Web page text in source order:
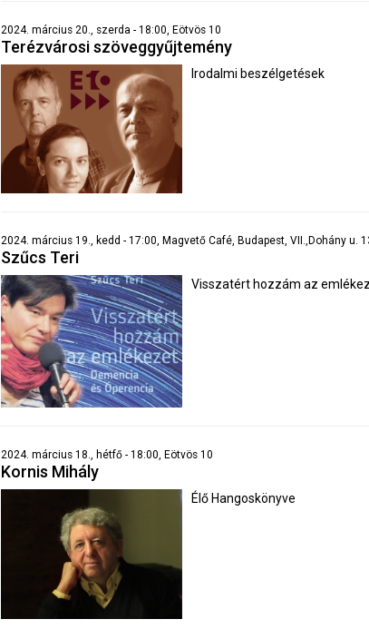
2024. március 20., szerda - 18:00, Eötvös 10
Terézvárosi szöveggyűjtemény
Irodalmi beszélgetések
2024. március 19., kedd - 17:00, Magvető Café, Budapest, VII.,Dohány u.
Szűcs Teri
Visszatért hozzám az
2024. március 18., hétfő - 18:00, Eötvös 10
Kornis Mihály
Élő Hangoskönyve